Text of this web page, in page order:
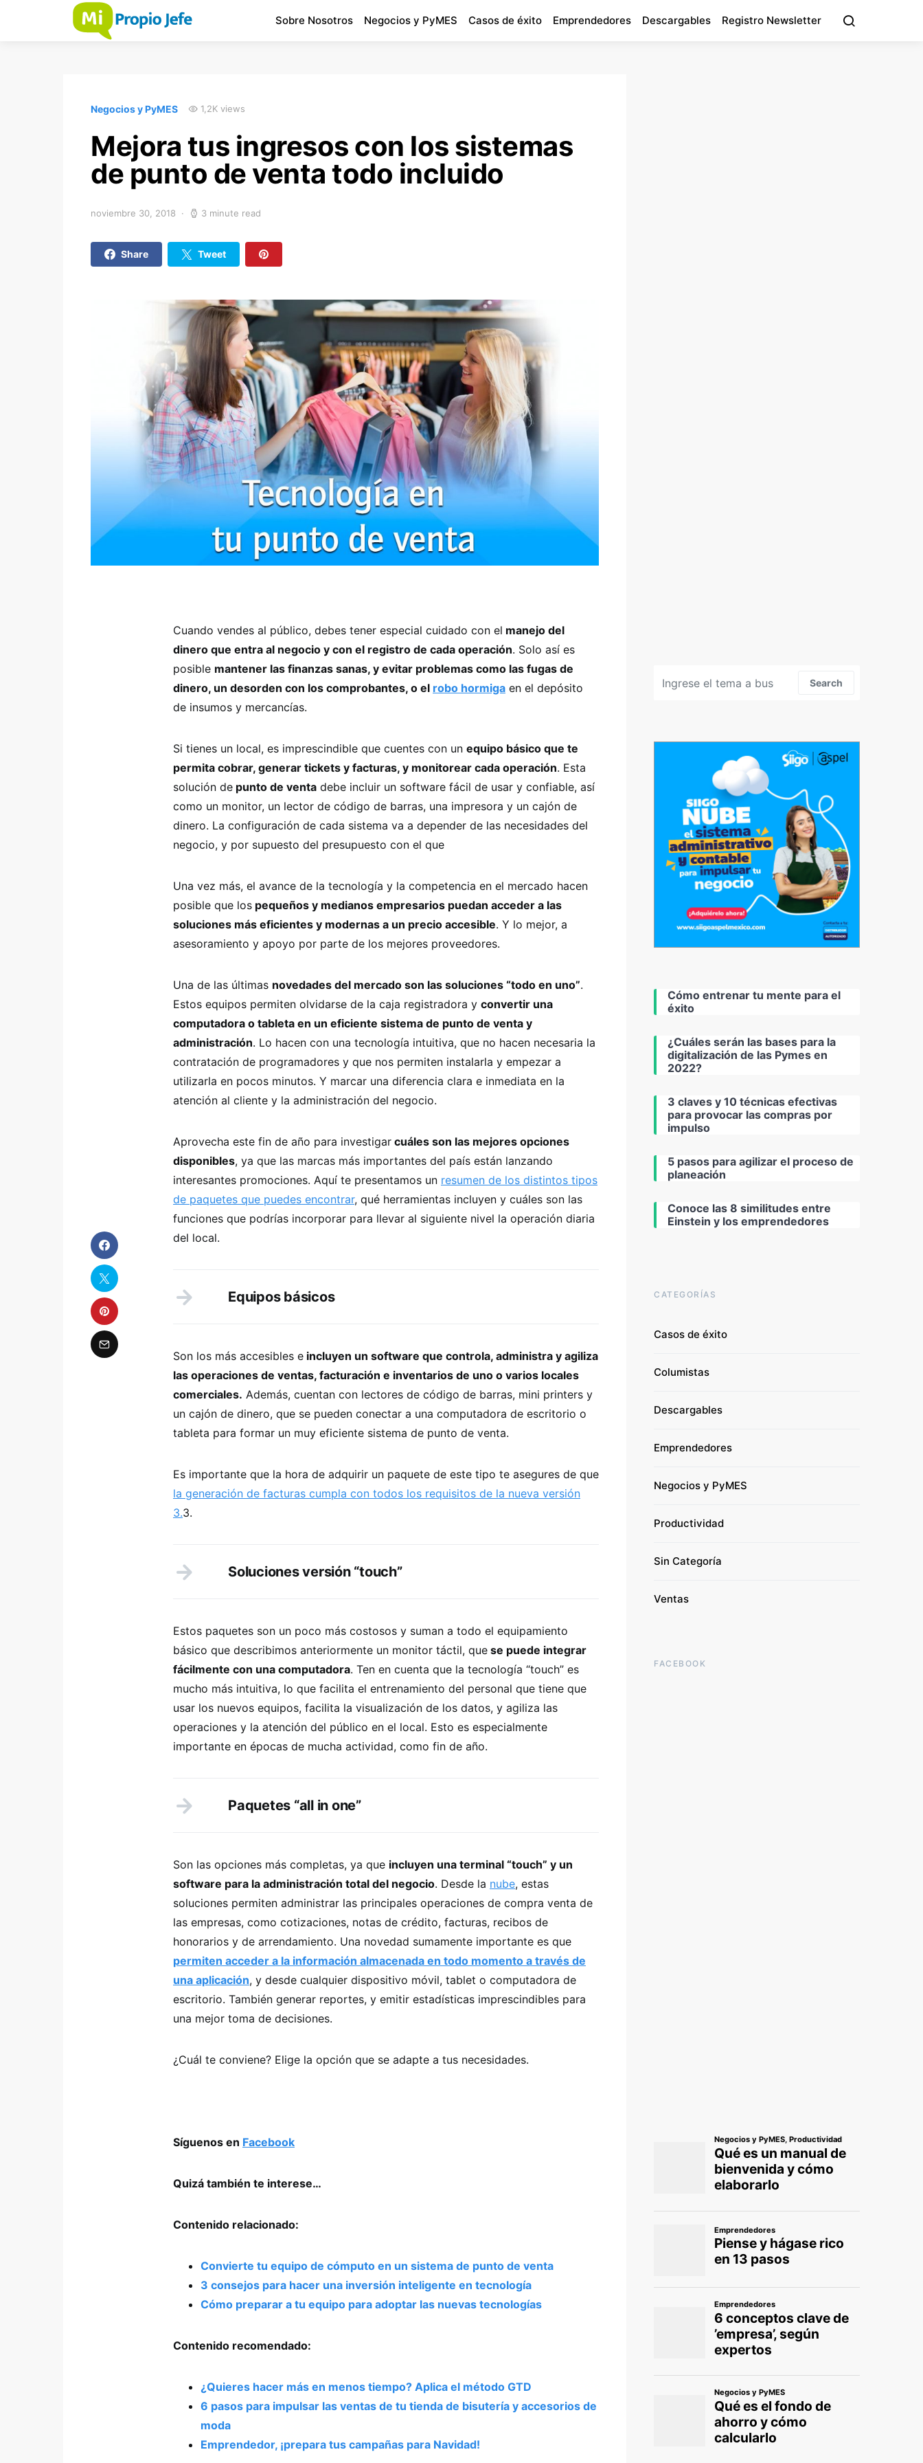
Sobre Nosotros Negocios y PyMES Casos de éxito Emprendedores Descargables Registro Newsletter
Negocios y PyMES 1,2K views
Mejora tus ingresos con los sistemas
de punto de venta todo incluido
noviembre 30, 2018 3 minute read
Share Tweet
Cuando vendes al público, debes tener especial cuidado con el manejo del
dinero que entra al negocio y con el registro de cada operación. Solo así es
posible mantener las finanzas sanas, y evitar problemas como las fugas de
dinero, un desorden con los comprobantes, o el robo hormiga en el depósito
de insumos y mercancías.
Si tienes un local, es imprescindible que cuentes con un equipo básico que te
permita cobrar, generar tickets y facturas, y monitorear cada operación. Esta
solución de punto de venta debe incluir un software fácil de usar y confiable, así
como un monitor, un lector de código de barras, una impresora y un cajón de
dinero. La configuración de cada sistema va a depender de las necesidades del
negocio, y por supuesto del presupuesto con el que
Una vez más, el avance de la tecnología y la competencia en el mercado hacen
posible que los pequeños y medianos empresarios puedan acceder a las
soluciones más eficientes y modernas a un precio accesible. Y lo mejor, a
asesoramiento y apoyo por parte de los mejores proveedores.
Una de las últimas novedades del mercado son las soluciones “todo en uno”.
Estos equipos permiten olvidarse de la caja registradora y convertir una
computadora o tableta en un eficiente sistema de punto de venta y
administración. Lo hacen con una tecnología intuitiva, que no hacen necesaria la
contratación de programadores y que nos permiten instalarla y empezar a
utilizarla en pocos minutos. Y marcar una diferencia clara e inmediata en la
atención al cliente y la administración del negocio.
Aprovecha este fin de año para investigar cuáles son las mejores opciones
disponibles, ya que las marcas más importantes del país están lanzando
interesantes promociones. Aquí te presentamos un resumen de los distintos tipos
de paquetes que puedes encontrar, qué herramientas incluyen y cuáles son las
funciones que podrías incorporar para llevar al siguiente nivel la operación diaria
del local.
Equipos básicos
Son los más accesibles e incluyen un software que controla, administra y agiliza
las operaciones de ventas, facturación e inventarios de uno o varios locales
comerciales. Además, cuentan con lectores de código de barras, mini printers y
un cajón de dinero, que se pueden conectar a una computadora de escritorio o
tableta para formar un muy eficiente sistema de punto de venta.
Es importante que la hora de adquirir un paquete de este tipo te asegures de que
la generación de facturas cumpla con todos los requisitos de la nueva versión
3.3.
Soluciones versión “touch”
Estos paquetes son un poco más costosos y suman a todo el equipamiento
básico que describimos anteriormente un monitor táctil, que se puede integrar
fácilmente con una computadora. Ten en cuenta que la tecnología “touch” es
mucho más intuitiva, lo que facilita el entrenamiento del personal que tiene que
usar los nuevos equipos, facilita la visualización de los datos, y agiliza las
operaciones y la atención del público en el local. Esto es especialmente
importante en épocas de mucha actividad, como fin de año.
Paquetes “all in one”
Son las opciones más completas, ya que incluyen una terminal “touch” y un
software para la administración total del negocio. Desde la nube, estas
soluciones permiten administrar las principales operaciones de compra venta de
las empresas, como cotizaciones, notas de crédito, facturas, recibos de
honorarios y de arrendamiento. Una novedad sumamente importante es que
permiten acceder a la información almacenada en todo momento a través de
una aplicación, y desde cualquier dispositivo móvil, tablet o computadora de
escritorio. También generar reportes, y emitir estadísticas imprescindibles para
una mejor toma de decisiones.
¿Cuál te conviene? Elige la opción que se adapte a tus necesidades.
Síguenos en Facebook
Quizá también te interese…
Contenido relacionado:
Convierte tu equipo de cómputo en un sistema de punto de venta
3 consejos para hacer una inversión inteligente en tecnología
Cómo preparar a tu equipo para adoptar las nuevas tecnologías
Contenido recomendado:
¿Quieres hacer más en menos tiempo? Aplica el método GTD
6 pasos para impulsar las ventas de tu tienda de bisutería y accesorios de
moda
Emprendedor, ¡prepara tus campañas para Navidad!
Search
Cómo entrenar tu mente para el
éxito
¿Cuáles serán las bases para la
digitalización de las Pymes en
2022?
3 claves y 10 técnicas efectivas
para provocar las compras por
impulso
5 pasos para agilizar el proceso de
planeación
Conoce las 8 similitudes entre
Einstein y los emprendedores
CATEGORÍAS
Casos de éxito
Columistas
Descargables
Emprendedores
Negocios y PyMES
Productividad
Sin Categoría
Ventas
FACEBOOK